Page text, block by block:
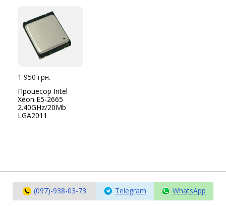
1 950 грн.
Процесор Intel
Xeon E5-2665
2.40GHz/20Mb
LGA2011
(097)-938-03-73 Telegram WhatsApp